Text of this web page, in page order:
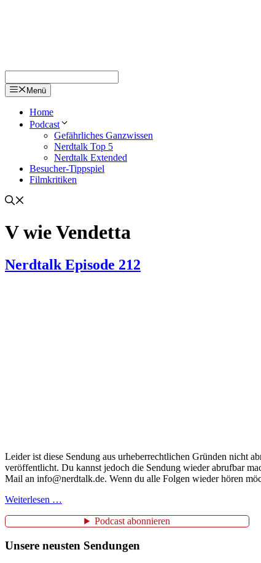
Menü
Home
Podcast
Gefährliches Ganzwissen
Nerdtalk Top 5
Nerdtalk Extended
Besucher-Tippspiel
Filmkritiken
V wie Vendetta
Nerdtalk Episode 212
Leider ist diese Sendung aus urheberrechtlichen Gründen nicht
veröffentlicht. Du kannst jedoch die Sendung wieder abrufbar
Mail an info@nerdtalk.de. Wenn du alle Folgen wieder hören
Weiterlesen …
Podcast abonnieren
Unsere neusten Sendungen